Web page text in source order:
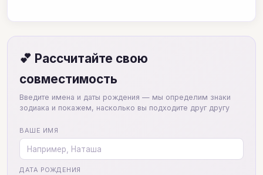
💕 Рассчитайте свою
совместимость
Введите имена и даты рождения — мы определим знаки
зодиака и покажем, насколько вы подходите друг другу
ВАШЕ ИМЯ
ДАТА РОЖДЕНИЯ